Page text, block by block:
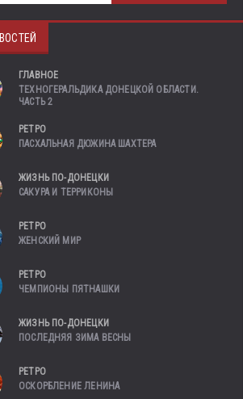
ГЛАВНОЕ
ТЕХНОГЕРАЛЬДИКА ДОНЕЦКОЙ ОБЛАСТИ.
ЧАСТЬ 2
РЕТРО
ПАСХАЛЬНАЯ ДЮЖИНА ШАХТЕРА
ЖИЗНЬ ПО-ДОНЕЦКИ
САКУРА И ТЕРРИКОНЫ
РЕТРО
ЖЕНСКИЙ МИР
РЕТРО
ЧЕМПИОНЫ ПЯТНАШКИ
ЖИЗНЬ ПО-ДОНЕЦКИ
ПОСЛЕДНЯЯ ЗИМА ВЕСНЫ
РЕТРО
ОСКОРБЛЕНИЕ ЛЕНИНА